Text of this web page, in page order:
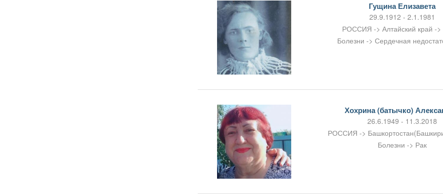
Гущина Елизавета
29.9.1912 - 2.1.1981
РОССИЯ -> Алтайский край ->
Болезни -> Сердечная
Хохрина (батычко)
26.6.1949 - 11.3.2018
РОССИЯ ->
Болезни -> Рак